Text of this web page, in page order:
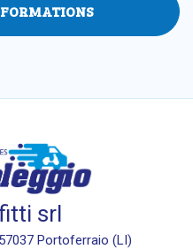
srl
Portoferraio (LI)